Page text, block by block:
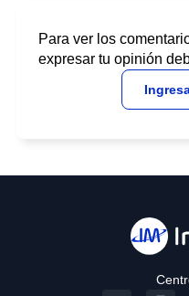
Para ver los
expresar tu opinión